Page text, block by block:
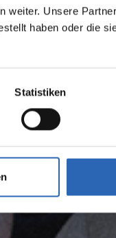
weiter. Unsere
haben oder die
Statistiken